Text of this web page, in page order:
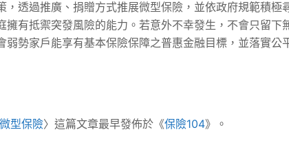
透過推廣、捐贈方式推展微型保險，並依政府規範積極
有抵禦突發風險的能力。若意外不幸發生，不會只留下
勢家戶能享有基本保險保障之普惠金融目標，並落實公
型保險〉這篇文章最早發佈於《保險104》。